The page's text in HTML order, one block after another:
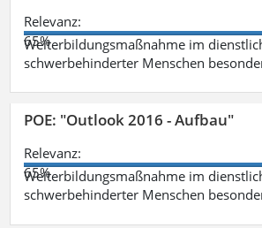
Relevanz:
65%
Weiterbildungsmaßnahme im
schwerbehinderter Menschen
POE: "Outlook 2016 - Aufbau"
Relevanz:
65%
Weiterbildungsmaßnahme im
schwerbehinderter Menschen